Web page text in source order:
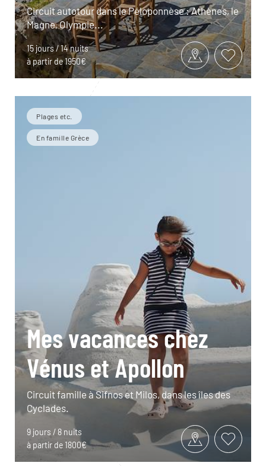
Circuit autotour dans le Péloponnèse : Athènes, le
Magne, Olympie...
15 jours / 14 nuits
à partir de 1950€
Plages etc.
En famille Grèce
Mes vacances chez
Vénus et Apollon
Circuit famille à Sifnos et Milos, dans les îles des
Cyclades.
9 jours / 8 nuits
à partir de 1800€